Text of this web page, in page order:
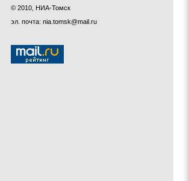
© 2010, НИА-Томск
эл. почта: nia.tomsk@mail.ru